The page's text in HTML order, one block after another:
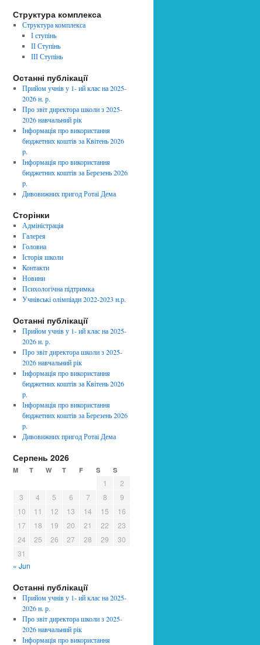
Структура комплекса
Структура комплекса
І ступінь
ІІ Ступінь
ІІІ Ступінь
Останні публікації
Прийом учнів у 1- ий клас на 2025-
2026 н. р.
Про звіт директора школи з 2025-
2026 навчальний рік
Інформація про використання
бюджетних коштів за Квітень 2026
p.
Інформація про використання
бюджетних коштів за Березень 2026
p.
Дивовижних пригод Ротаі Дема
Сторінки
Адміністрація
Галерея
Головна
Історія школи
Контакти
Новини
Психологічна підтримка
Учнівські олімпіади 2022-2023 н.р.
Останні публікації
Прийом учнів у 1- ий клас на 2025-
2026 н. р.
Про звіт директора школи з 2025-
2026 навчальний рік
Інформація про використання
бюджетних коштів за Квітень 2026
p.
Інформація про використання
бюджетних коштів за Березень 2026
p.
Дивовижних пригод Ротаі Дема
Серпень 2026
M T W T F S S
1
2
3
4 5 6 7 8
9
10
11 12 13 14 15
16
17
18 19 20 21 22
23
24
25 26 27 28 29
30
31
« Jun
Останні публікації
Прийом учнів у 1- ий клас на 2025-
2026 н. р.
Про звіт директора школи з 2025-
2026 навчальний рік
Інформація про використання